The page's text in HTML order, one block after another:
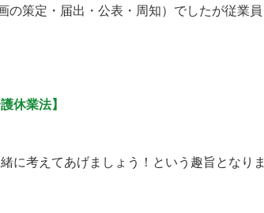
の策定・届出・公表・周知）でしたが従業員
休業法】
に考えてあげましょう！という趣旨となりま